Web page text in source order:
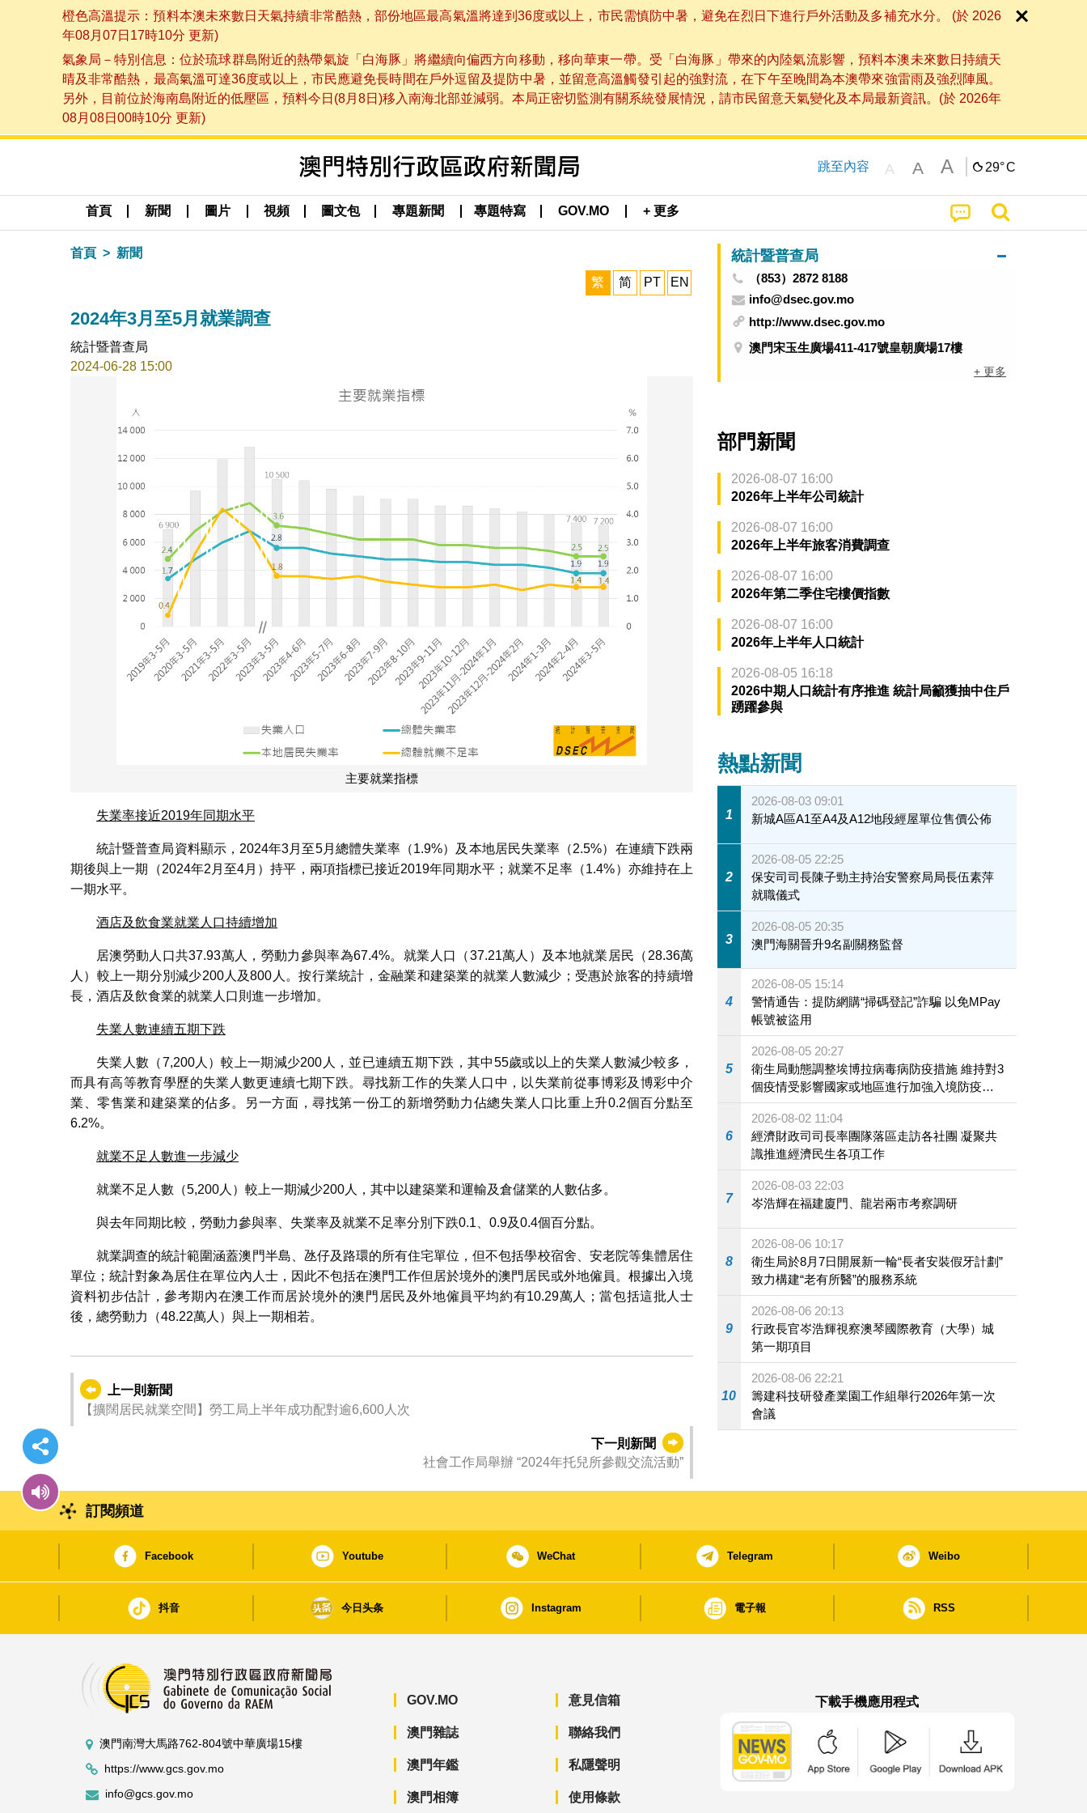
橙色高溫提示：預料本澳未來數日天氣持續非常酷熱，部份地區最高氣溫將達到36度或以上，市民需慎防中暑，避免在烈日下進行戶外活動及多補充水分。 (於 2026
年08月07日17時10分 更新)
氣象局－特別信息：位於琉球群島附近的熱帶氣旋「白海豚」將繼續向偏西方向移動，移向華東一帶。受「白海豚」帶來的內陸氣流影響，預料本澳未來數日持續天
晴及非常酷熱，最高氣溫可達36度或以上，市民應避免長時間在戶外逗留及提防中暑，並留意高溫觸發引起的強對流，在下午至晚間為本澳帶來強雷雨及強烈陣風。
另外，目前位於海南島附近的低壓區，預料今日(8月8日)移入南海北部並減弱。本局正密切監測有關系統發展情況，請市民留意天氣變化及本局最新資訊。(於 2026年
08月08日00時10分 更新)
跳至內容 A A A 29°C
首頁 新聞 圖片 視頻 圖文包 專題新聞 專題特寫 GOV.MO + 更多
首頁 新聞
繁 简 PT EN
2024年3月至5月就業調查
統計暨普查局
2024-06-28 15:00
主要就業指標
失業率接近2019年同期水平
統計暨普查局資料顯示，2024年3月至5月總體失業率（1.9%）及本地居民失業率（2.5%）在連續下跌兩
期後與上一期（2024年2月至4月）持平，兩項指標已接近2019年同期水平；就業不足率（1.4%）亦維持在上
一期水平。
酒店及飲食業就業人口持續增加
居澳勞動人口共37.93萬人，勞動力參與率為67.4%。就業人口（37.21萬人）及本地就業居民（28.36萬
人）較上一期分別減少200人及800人。按行業統計，金融業和建築業的就業人數減少；受惠於旅客的持續增
長，酒店及飲食業的就業人口則進一步增加。
失業人數連續五期下跌
失業人數（7,200人）較上一期減少200人，並已連續五期下跌，其中55歲或以上的失業人數減少較多，
而具有高等教育學歷的失業人數更連續七期下跌。尋找新工作的失業人口中，以失業前從事博彩及博彩中介
業、零售業和建築業的佔多。另一方面，尋找第一份工的新增勞動力佔總失業人口比重上升0.2個百分點至
6.2%。
就業不足人數進一步減少
就業不足人數（5,200人）較上一期減少200人，其中以建築業和運輸及倉儲業的人數佔多。
與去年同期比較，勞動力參與率、失業率及就業不足率分別下跌0.1、0.9及0.4個百分點。
就業調查的統計範圍涵蓋澳門半島、氹仔及路環的所有住宅單位，但不包括學校宿舍、安老院等集體居住
單位；統計對象為居住在單位內人士，因此不包括在澳門工作但居於境外的澳門居民或外地僱員。根據出入境
資料初步估計，參考期內在澳工作而居於境外的澳門居民及外地僱員平均約有10.29萬人；當包括這批人士
後，總勞動力（48.22萬人）與上一期相若。
上一則新聞
【擴闊居民就業空間】勞工局上半年成功配對逾6,600人次
下一則新聞
社會工作局舉辦 “2024年托兒所參觀交流活動”
統計暨普查局
（853）2872 8188
info@dsec.gov.mo
http://www.dsec.gov.mo
澳門宋玉生廣場411-417號皇朝廣場17樓
+ 更多
部門新聞
2026-08-07 16:00
2026年上半年公司統計
2026-08-07 16:00
2026年上半年旅客消費調查
2026-08-07 16:00
2026年第二季住宅樓價指數
2026-08-07 16:00
2026年上半年人口統計
2026-08-05 16:18
2026中期人口統計有序推進 統計局籲獲抽中住戶
踴躍參與
熱點新聞
1
2026-08-03 09:01
新城A區A1至A4及A12地段經屋單位售價公佈
2
2026-08-05 22:25
保安司司長陳子勁主持治安警察局局長伍素萍
就職儀式
3
2026-08-05 20:35
澳門海關晉升9名副關務監督
4
2026-08-05 15:14
警情通告：提防網購“掃碼登記”詐騙 以免MPay
帳號被盜用
5
2026-08-05 20:27
衛生局動態調整埃博拉病毒病防疫措施 維持對3
個疫情受影響國家或地區進行加強入境防疫措
施
6
2026-08-02 11:04
經濟財政司司長率團隊落區走訪各社團 凝聚共
識推進經濟民生各項工作
7
2026-08-03 22:03
岑浩輝在福建廈門、龍岩兩市考察調研
8
2026-08-06 10:17
衛生局於8月7日開展新一輪“長者安裝假牙計劃”
致力構建“老有所醫”的服務系統
9
2026-08-06 20:13
行政長官岑浩輝視察澳琴國際教育（大學）城
第一期項目
10
2026-08-06 22:21
籌建科技研發產業園工作組舉行2026年第一次
會議
訂閱頻道
Facebook Youtube WeChat Telegram Weibo
抖音 今日头条 Instagram 電子報 RSS
澳門南灣大馬路762-804號中華廣場15樓
https://www.gcs.gov.mo
info@gcs.gov.mo
GOV.MO
澳門雜誌
澳門年鑑
澳門相簿
意見信箱
聯絡我們
私隱聲明
使用條款
下載手機應用程式